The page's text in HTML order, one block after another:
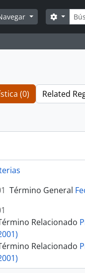
Search
(0) Related
Término General
Relacionado
Relacionado